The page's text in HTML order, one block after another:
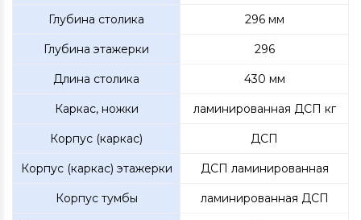
Глубина столика 296 мм
Глубина этажерки 296
Длина столика 430 мм
Каркас, ножки ламинированная ДСП кг
Корпус (каркас) ДСП
Корпус (каркас) этажерки ДСП ламинированная
Корпус тумбы ламинированная ДСП